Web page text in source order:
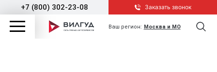
+7 (800) 302-23-08 Заказать звонок
Ваш регион: Москва и МО